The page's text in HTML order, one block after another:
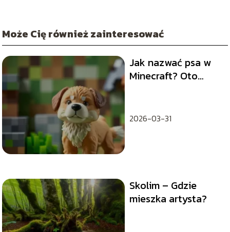
Może Cię również zainteresować
Jak nazwać psa w
Minecraft? Oto
2026-03-31
Skolim – Gdzie
mieszka artysta?